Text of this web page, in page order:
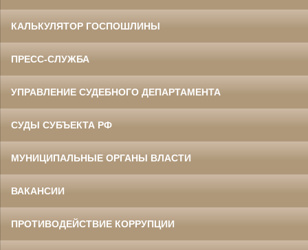
КАЛЬКУЛЯТОР ГОСПОШЛИНЫ
ПРЕСС-СЛУЖБА
УПРАВЛЕНИЕ СУДЕБНОГО ДЕПАРТАМЕНТА
СУДЫ СУБЪЕКТА РФ
МУНИЦИПАЛЬНЫЕ ОРГАНЫ ВЛАСТИ
ВАКАНСИИ
ПРОТИВОДЕЙСТВИЕ КОРРУПЦИИ